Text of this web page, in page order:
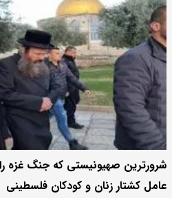
شرورترین صهیونیستی که جنگ غزه
عامل کشتار زنان و کودکان فلسطینی